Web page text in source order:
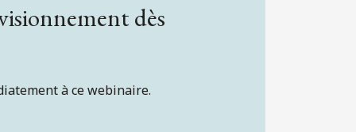
dès
à ce webinaire.